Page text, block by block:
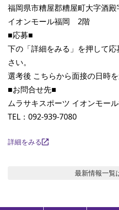
福岡県市糟屋郡糟屋町大字酒殿
イオンモール福岡　2階
■応募■
下の「詳細をみる」を押して
さい。
選考後 こちらから面接の日時を
■お問合せ先■
ムラサキスポーツ イオンモー
TEL：092-939-7080
詳細をみる
最新情報一覧